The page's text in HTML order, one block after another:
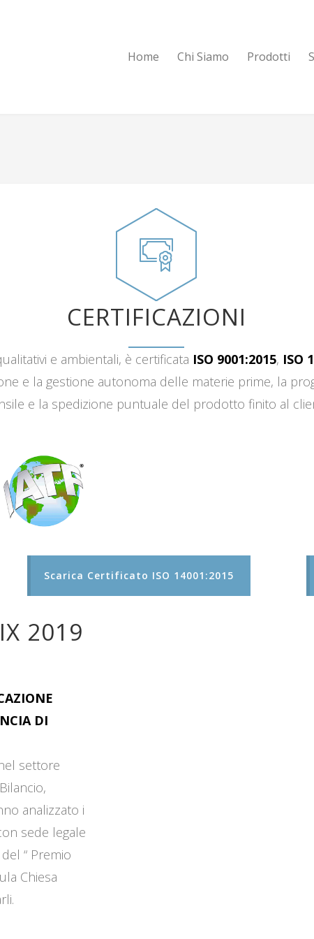
Home Chi Siamo Prodotti
CERTIFICAZIONI
e ambientali, è certificata ISO 9001:2015, ISO
e la gestione autonoma delle materie prime, la
e la spedizione puntuale del prodotto finito al
Scarica Certificato ISO 14001:2015
2019
DI
settore
analizzato i
sede legale
“ Premio
Chiesa